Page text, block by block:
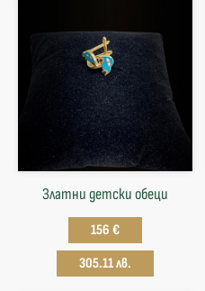
Златни детски обеци
156 €
305.11 лв.